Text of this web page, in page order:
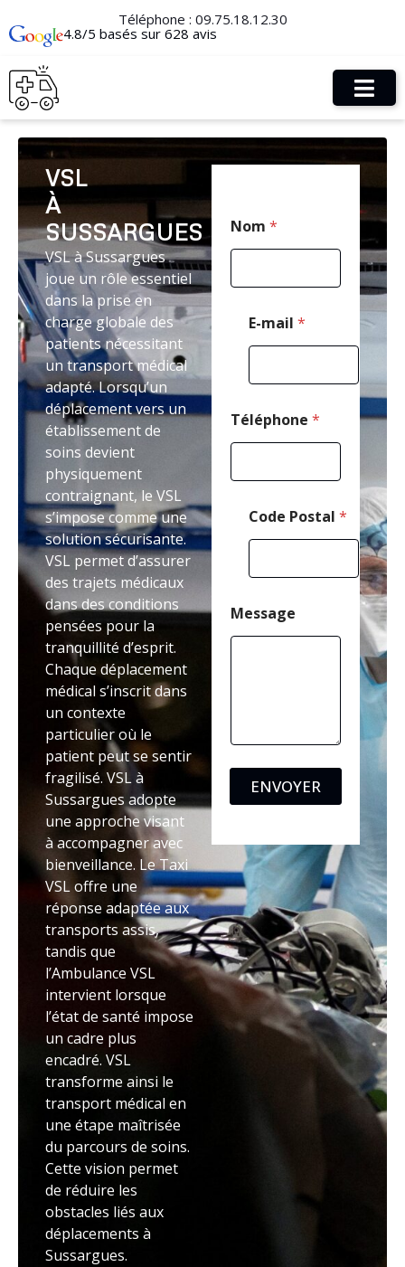
Téléphone : 09.75.18.12.30
4.8/5 basés sur 628 avis
VSL
À
SUSSARGUES
VSL à Sussargues
joue un rôle essentiel
dans la prise en
charge globale des
patients nécessitant
un transport médical
adapté. Lorsqu’un
déplacement vers un
établissement de
soins devient
physiquement
contraignant, le VSL
s’impose comme une
solution sécurisante.
VSL permet d’assurer
des trajets médicaux
dans des conditions
pensées pour la
tranquillité d’esprit.
Chaque déplacement
médical s’inscrit dans
un contexte
particulier où le
patient peut se sentir
fragilisé. VSL à
Sussargues adopte
une approche visant
à accompagner avec
bienveillance. Le Taxi
VSL offre une
réponse adaptée aux
transports assis,
tandis que
l’Ambulance VSL
intervient lorsque
l’état de santé impose
un cadre plus
encadré. VSL
transforme ainsi le
transport médical en
une étape maîtrisée
du parcours de soins.
Cette vision permet
de réduire les
obstacles liés aux
déplacements à
Sussargues.
Nom *
E-mail *
Téléphone *
Code Postal *
Message
ENVOYER